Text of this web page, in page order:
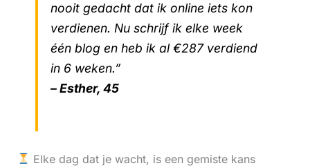
nooit gedacht dat ik online iets kon
verdienen. Nu schrijf ik elke week
één blog en heb ik al €287 verdiend
in 6 weken.”
– Esther, 45
Elke dag dat je wacht, is een gemiste kans